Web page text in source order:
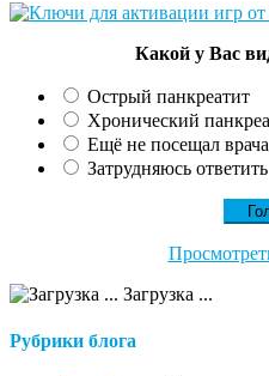
Какой у Вас
Острый панкреатит
Хронический
Ещё не посещал врача
Затрудняюсь ответить
Загрузка ...
Рубрики блога